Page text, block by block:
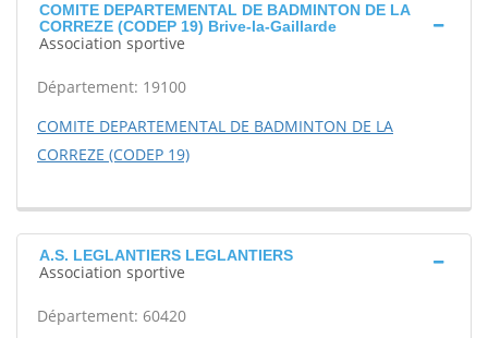
COMITE DEPARTEMENTAL DE BADMINTON DE LA
CORREZE (CODEP 19) Brive-la-Gaillarde
Association sportive
Département: 19100
COMITE DEPARTEMENTAL DE BADMINTON DE LA
CORREZE (CODEP 19)
A.S. LEGLANTIERS LEGLANTIERS
Association sportive
Département: 60420